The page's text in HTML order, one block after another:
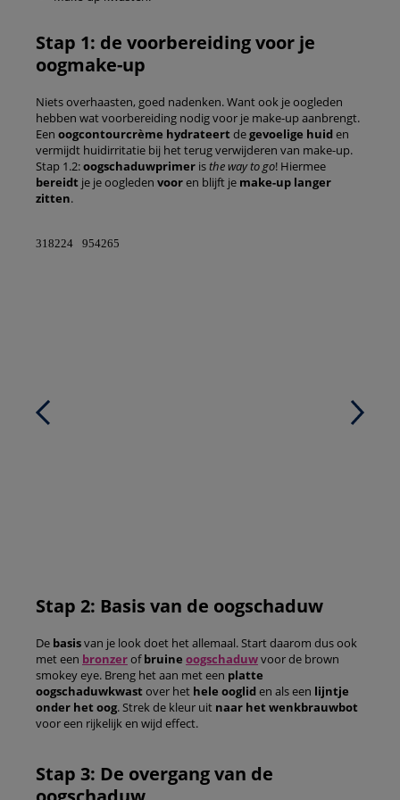
Stap 1: de voorbereiding voor je
oogmake-up
Niets overhaasten, goed nadenken. Want ook je oogleden
hebben wat voorbereiding nodig voor je make-up aanbrengt.
Een oogcontourcrème hydrateert degevoelige huiden
vermijdt huidirritatie bij het terug verwijderen van make-up.
Stap 1.2:oogschaduwprimer isthe way to go! Hiermee
bereidt je je oogleden vooren blijft je make-up langer
zitten.
318224 954265
Stap 2: Basis van de oogschaduw
De basisvan je look doet het allemaal. Start daarom dus ook
met een bronzerofbruine oogschaduwvoor de brown
smokey eye. Breng het aan met een platte
oogschaduwkwast over het hele oogliden als een lijntje
onder het oog. Strek de kleur uit naar het wenkbrauwbot
voor een rijkelijk en wijd effect.
Stap 3: De overgang van de